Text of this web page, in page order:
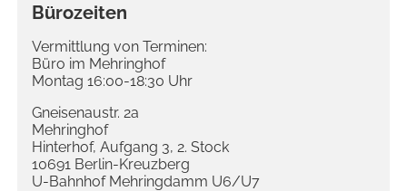
Bürozeiten
Vermittlung von Terminen:
Büro im Mehringhof
Montag 16:00-18:30 Uhr
Gneisenaustr. 2a
Mehringhof
Hinterhof, Aufgang 3, 2. Stock
10691 Berlin-Kreuzberg
U-Bahnhof Mehringdamm U6/U7